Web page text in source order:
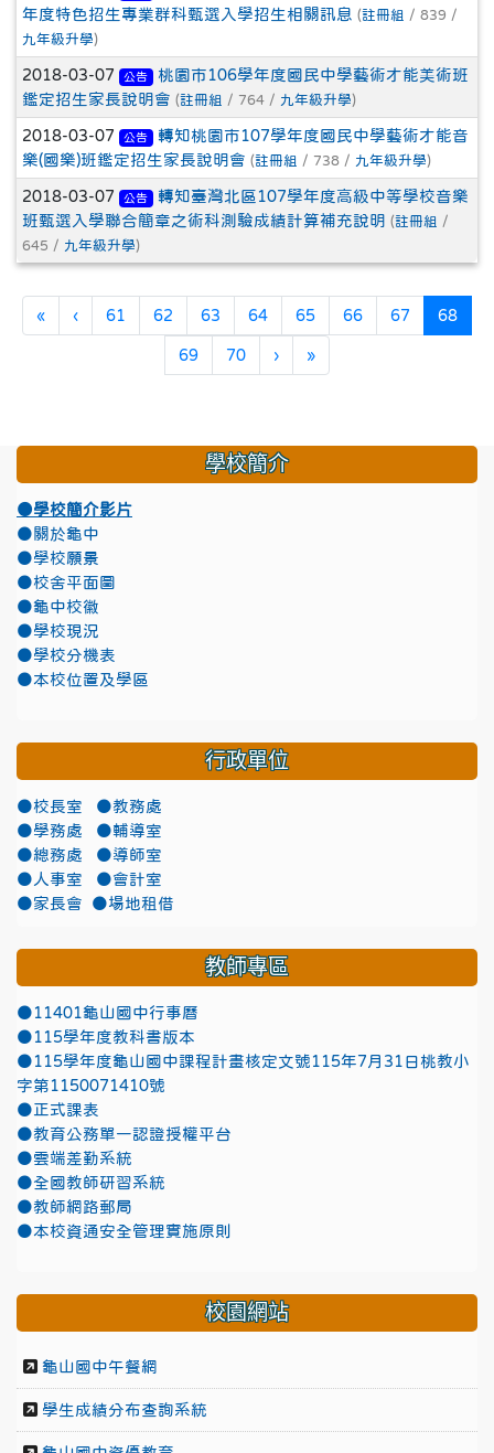
年度特色招生專業群科甄選入學招生相關訊息 (註冊組 / 839 /
九年級升學)
2018-03-07 公告
桃園市106學年度國民中學藝術才能美術班
鑑定招生家長說明會 (註冊組 / 764 / 九年級升學)
2018-03-07 公告
轉知桃園市107學年度國民中學藝術才能音
樂(國樂)班鑑定招生家長說明會 (註冊組 / 738 / 九年級升學)
2018-03-07 公告
轉知臺灣北區107學年度高級中等學校音樂
班甄選入學聯合簡章之術科測驗成績計算補充說明 (註冊組 /
645 / 九年級升學)
«第一頁
‹上一頁
61 62 63 64 65 66 67 68(目
69 70 ›下一頁
»最後頁
學校簡介
●學校簡介影片
●關於龜中
●學校願景
●校舍平面圖
●龜中校徽
●學校現況
●學校分機表
●本校位置及學區
行政單位
●校長室
●教務處
●學務處
●輔導室
●總務處
●導師室
●人事室
●會計室
●家長會
●場地租借
教師專區
●11401龜山國中行事曆
●115學年度教科書版本
●115學年度龜山國中課程計畫核定文號115年7月31日桃教小
字第1150071410號
●正式課表
●教育公務單一認證授權平台
●雲端差勤系統
●全國教師研習系統
●教師網路郵局
●本校資通安全管理實施原則
校園網站
龜山國中午餐網
學生成績分布查詢系統